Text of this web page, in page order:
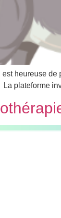
est heureuse
La plateforme